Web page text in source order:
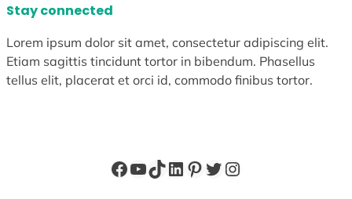
Stay connected
Lorem ipsum dolor sit amet, consectetur adipiscing elit.
Etiam sagittis tincidunt tortor in bibendum. Phasellus
tellus elit, placerat et orci id, commodo finibus tortor.
Facebook
YouTube
TikTok
LinkedIn
Pinterest
X Instagram